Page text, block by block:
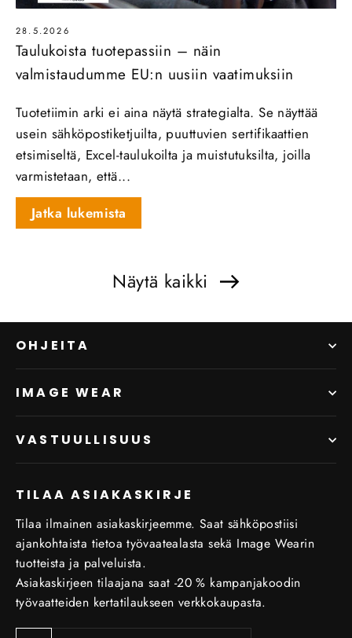
28.5.2026
Taulukoista tuotepassiin – näin
valmistaudumme EU:n uusiin vaatimuksiin
Tuotetiimin arki ei aina näytä strategialta. Se näyttää
usein sähköpostiketjuilta, puuttuvien sertifikaattien
etsimiseltä, Excel-taulukoilta ja muistutuksilta, joilla
varmistetaan, että...
Jatka lukemista
Näytä kaikki
OHJEITA
IMAGE WEAR
VASTUULLISUUS
TILAA ASIAKASKIRJE
Tilaa ilmainen asiakaskirjeemme. Saat sähköpostiisi
ajankohtaista tietoa työvaatealasta sekä Image Wearin
tuotteista ja palveluista.
Asiakaskirjeen tilaajana saat -20 % kampanjakoodin
työvaatteiden kertatilaukseen verkkokaupasta.